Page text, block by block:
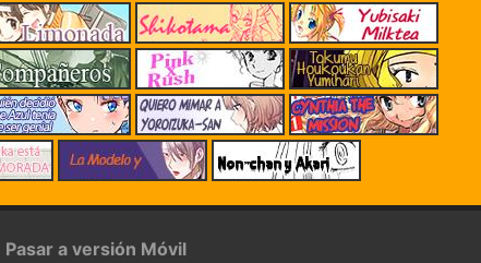
Pasar a versión Móvil